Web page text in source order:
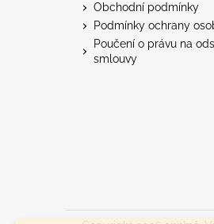
Obchodní podmínky
Podmínky ochrany
Poučení o právu na
smlouvy